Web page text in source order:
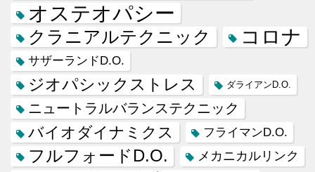
オステオパシー
クラニアルテクニック コロナ
サザーランドD.O.
ジオパシックストレス ダライアンD.O.
ニュートラルバランステクニック
バイオダイナミクス フライマンD.O.
フルフォードD.O. メカニカルリンク